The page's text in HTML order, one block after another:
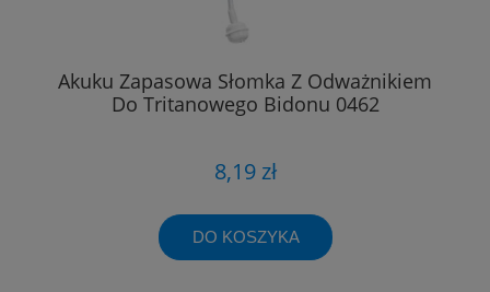
Akuku Zapasowa Słomka Z Odważnikiem
Do Tritanowego Bidonu 0462
8,19 zł
DO KOSZYKA